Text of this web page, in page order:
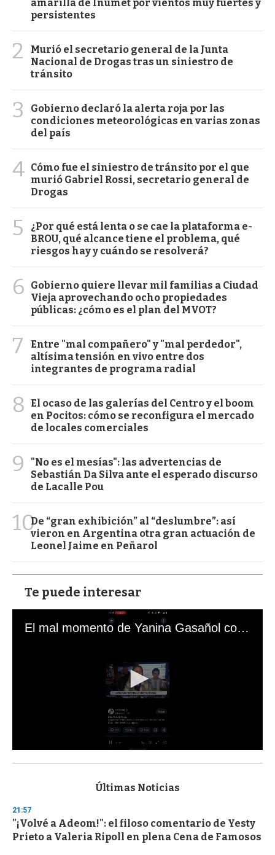
amarilla de Inumet por vientos muy fuertes y
persistentes
2
Murió el secretario general de la Junta
Nacional de Drogas tras un siniestro de
tránsito
3
Gobierno declaró la alerta roja por las
condiciones meteorológicas en varias zonas
del país
4 Cómo fue el siniestro de tránsito por el que
murió Gabriel Rossi, secretario general de
Drogas
5
¿Por qué está lenta o se cae la plataforma e-
BROU, qué alcance tiene el problema, qué
riesgos hay y cuándo se resolverá?
6
Gobierno quiere llevar mil familias a Ciudad
Vieja aprovechando ocho propiedades
públicas: ¿cómo es el plan del MVOT?
7
Entre "mal compañero" y "mal perdedor",
altísima tensión en vivo entre dos
integrantes de programa radial
8
El ocaso de las galerías del Centro y el boom
en Pocitos: cómo se reconfigura el mercado
de locales comerciales
9
"No es el mesías": las advertencias de
Sebastián Da Silva ante el esperado discurso
de Lacalle Pou
10De “gran exhibición” al “deslumbre”: así
vieron en Argentina otra gran actuación de
Leonel Jaime en Peñarol
Te puede interesar
El mal momento de Yanina Gasañol con un hincha argentino en "Subrayado"
s
d
s
o
f
Últimas Noticias
21:57
"¡Volvé a Adeom!": el filoso comentario de Yesty
Prieto a Valeria Ripoll en plena Cena de Famosos